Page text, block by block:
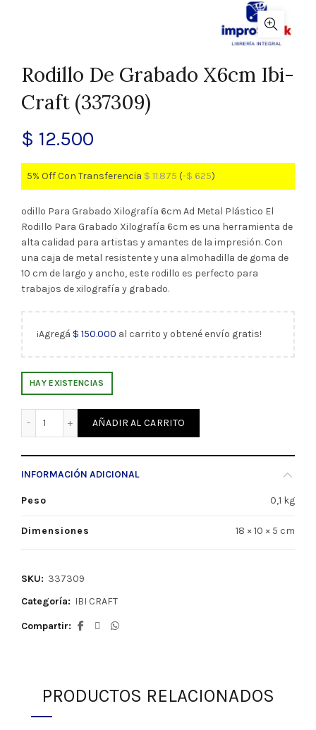
Rodillo De Grabado X6cm Ibi-
Craft (337309)
$ 12.500
5% Off Con Transferencia $ 11.875 (-$ 625)
odillo Para Grabado Xilografía 6cm Ad Metal Plástico El
Rodillo Para Grabado Xilografía 6cm es una herramienta de
alta calidad para artistas y amantes de la impresión. Con
una caja de metal resistente y una almohadilla de goma de
10 cm de largo y ancho, este rodillo es perfecto para
trabajos de xilografía y grabado.
¡Agregá $ 150.000 al carrito y obtené envío gratis!
HAY EXISTENCIAS
Rodillo De Grabado X6cm Ibi-Craft (337309) cantidad
AÑADIR AL CARRITO
INFORMACIÓN ADICIONAL
Peso 0,1 kg
Dimensiones 18 × 10 × 5 cm
SKU: 337309
Categoría: IBI CRAFT
Compartir
PRODUCTOS RELACIONADOS